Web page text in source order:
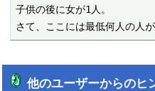
子供の後に女が1人。
さて、ここには最低何人の人
他のユーザーからのヒ